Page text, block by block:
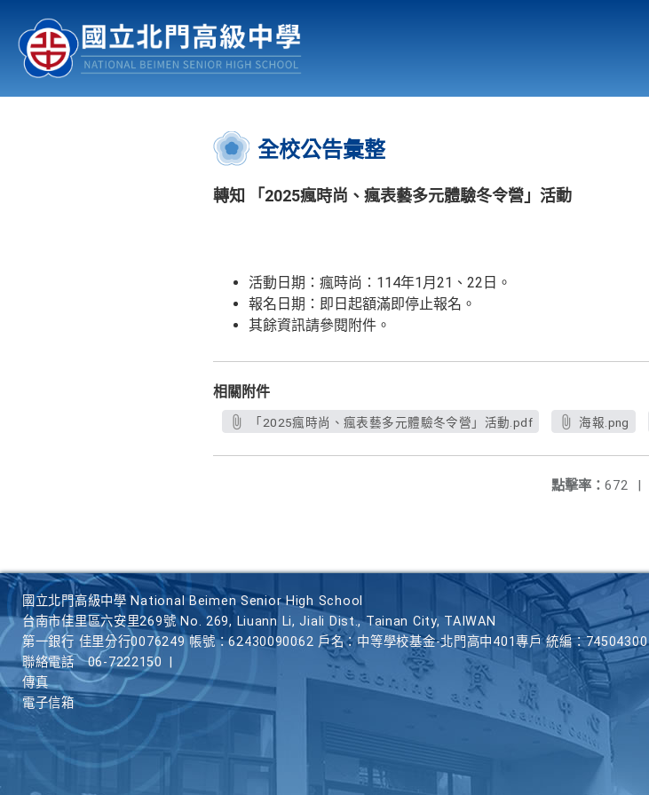
認識北中 行事曆
:::
全校公告彙整
轉知 「2025瘋時尚、瘋表藝多元體驗冬令營」活動
活動日期：瘋時尚：114年1月21、22日。
報名日期：即日起額滿即停止報名。
其餘資訊請參閱附件。
相關附件
「2025瘋時尚、瘋表藝多元體驗冬令營」活動.pdf 海報.png
點擊率： 672 |
國立北門高級中學 National Beimen Senior High School
台南市佳里區六安里269號 No. 269, Liuann Li, Jiali Dist., Tainan City, TAIWAN
第一銀行 佳里分行0076249 帳號：62430090062 戶名：中等學校基金-北門高中401專戶 統編：74504300
聯絡電話
06-7222150
傳真
電子信箱